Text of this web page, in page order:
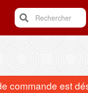
Rechercher
commande est